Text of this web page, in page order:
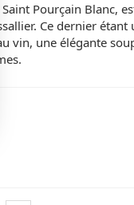
Pourçain Blanc,
Ce dernier étant
vin, une élégante